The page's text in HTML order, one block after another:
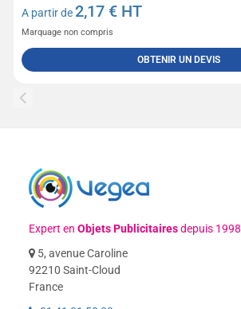
A partir de2,17 € HT
Marquage non compris
OBTENIR UN DEVIS
Expert enObjets Publicitairesdepuis 1998
5, avenue Caroline
92210 Saint-Cloud
France